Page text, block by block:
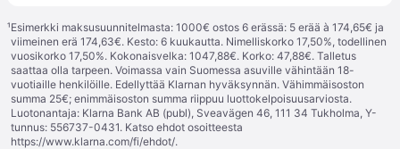
¹Esimerkki maksusuunnitelmasta: 1000€ ostos 6 erässä: 5 erää à 174,65€ ja
viimeinen erä 174,63€. Kesto: 6 kuukautta. Nimelliskorko 17,50%, todellinen
vuosikorko 17,50%. Kokonaisvelka: 1047,88€. Korko: 47,88€. Talletus
saattaa olla tarpeen. Voimassa vain Suomessa asuville vähintään 18-
vuotiaille henkilöille. Edellyttää Klarnan hyväksynnän. Vähimmäisoston
summa 25€; enimmäisoston summa riippuu luottokelpoisuusarviosta.
Luotonantaja: Klarna Bank AB (publ), Sveavägen 46, 111 34 Tukholma, Y-
tunnus: 556737-0431. Katso ehdot osoitteesta
https://www.klarna.com/fi/ehdot/.